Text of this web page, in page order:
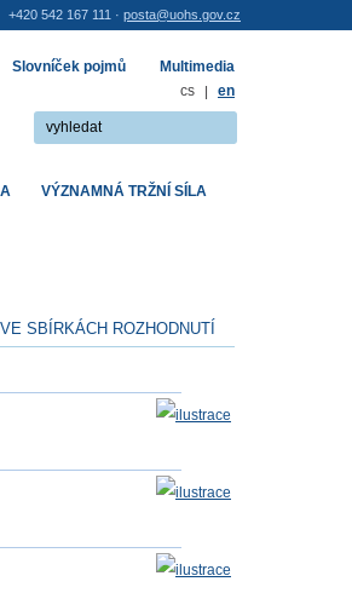
SBÍRKÁCH ROZHODNUTÍ
VÝZNAMNÁ TRŽNÍ SÍLA
Slovníček pojmů
Multimedia
cs
| en
+420 542 167 111 · posta@uohs.gov.cz